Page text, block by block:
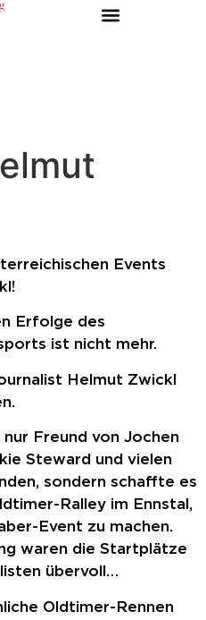
Events
Erfolge des
ist nicht mehr.
Helmut Zwickl
Freund von Jochen
Steward und vielen
sondern schaffte es
Ralley im Ennstal,
Event zu machen.
waren die Startplätze
übervoll…
Oldtimer-Rennen